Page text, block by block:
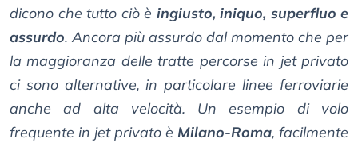
dicono che tutto ciò è ingiusto, iniquo, superfluo e
assurdo. Ancora più assurdo dal momento che per
la maggioranza delle tratte percorse in jet privato
ci sono alternative, in particolare linee ferroviarie
anche ad alta velocità. Un esempio di volo
frequente in jet privato è Milano-Roma, facilmente